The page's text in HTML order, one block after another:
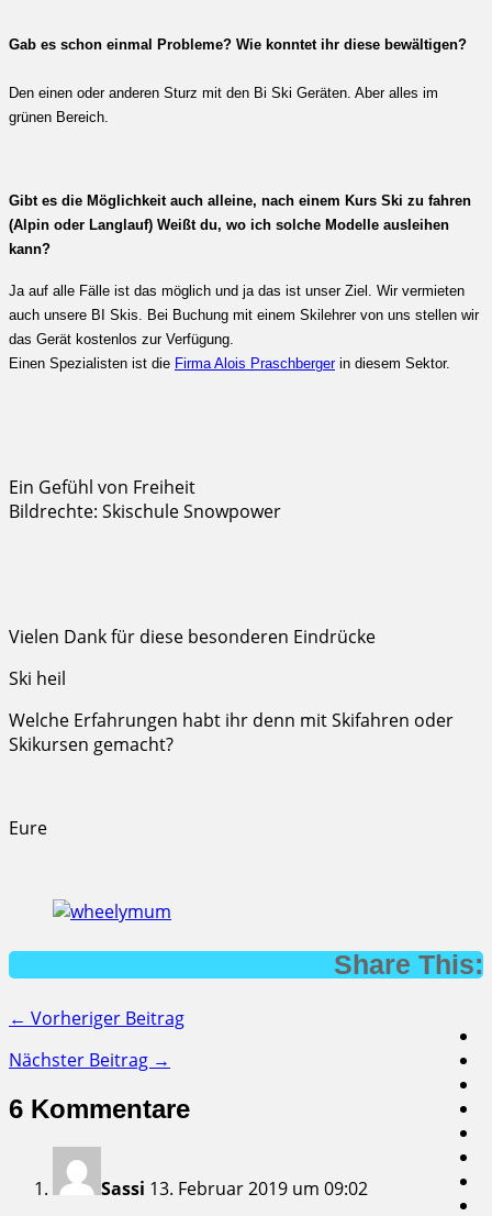
Gab es schon einmal Probleme? Wie konntet ihr diese bewältigen?
Den einen oder anderen Sturz mit den Bi Ski Geräten. Aber alles im
grünen Bereich.
Gibt es die Möglichkeit auch alleine, nach einem Kurs Ski zu fahren
(Alpin oder Langlauf) Weißt du, wo ich solche Modelle ausleihen
kann?
Ja auf alle Fälle ist das möglich und ja das ist unser Ziel. Wir vermieten
auch unsere BI Skis. Bei Buchung mit einem Skilehrer von uns stellen wir
das Gerät kostenlos zur Verfügung.
Einen Spezialisten ist die Firma Alois Praschbergerin diesem Sektor.
Ein Gefühl von Freiheit
Bildrechte: Skischule Snowpower
Vielen Dank für diese besonderen Eindrücke
Ski heil
Welche Erfahrungen habt ihr denn mit Skifahren oder
Skikursen gemacht?
Eure
Share This:
← Vorheriger Beitrag
Nächster Beitrag →
6 Kommentare
Sassi 13. Februar 2019 um 09:02